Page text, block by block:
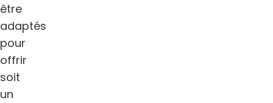
être
adaptés
pour
offrir
soit
un